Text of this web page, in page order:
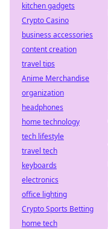
kitchen gadgets
Crypto Casino
business accessories
content creation
travel tips
Anime Merchandise
organization
headphones
home technology
tech lifestyle
travel tech
keyboards
electronics
office lighting
Crypto Sports Betting
home tech